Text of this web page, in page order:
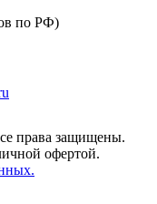
по РФ)
права защищены.
офертой.